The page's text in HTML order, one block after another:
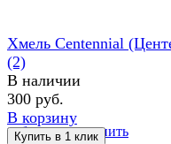
избранное сравнить
Хмель Centennial
(2)
В наличии
300 руб.
В корзину